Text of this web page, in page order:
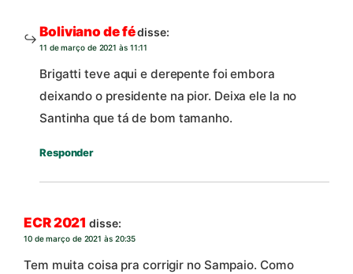
Boliviano de fédisse:
11 de março de 2021 às 11:11
Brigatti teve aqui e derepente foi embora
deixando o presidente na pior. Deixa ele la no
Santinha que tá de bom tamanho.
Responder
ECR 2021 disse:
10 de março de 2021 às 20:35
Tem muita coisa pra corrigir no Sampaio. Como